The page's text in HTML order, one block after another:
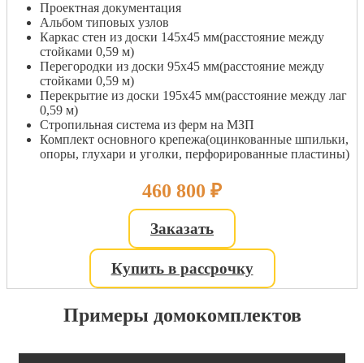
Проектная документация
Альбом типовых узлов
Каркас стен из доски 145х45 мм(расстояние между
стойками 0,59 м)
Перегородки из доски 95х45 мм(расстояние между
стойками 0,59 м)
Перекрытие из доски 195х45 мм(расстояние между лаг
0,59 м)
Стропильная система из ферм на МЗП
Комплект основного крепежа(оцинкованные шпильки,
опоры, глухари и уголки, перфорированные пластины)
460 800 ₽
Заказать
Купить в рассрочку
Примеры домокомплектов